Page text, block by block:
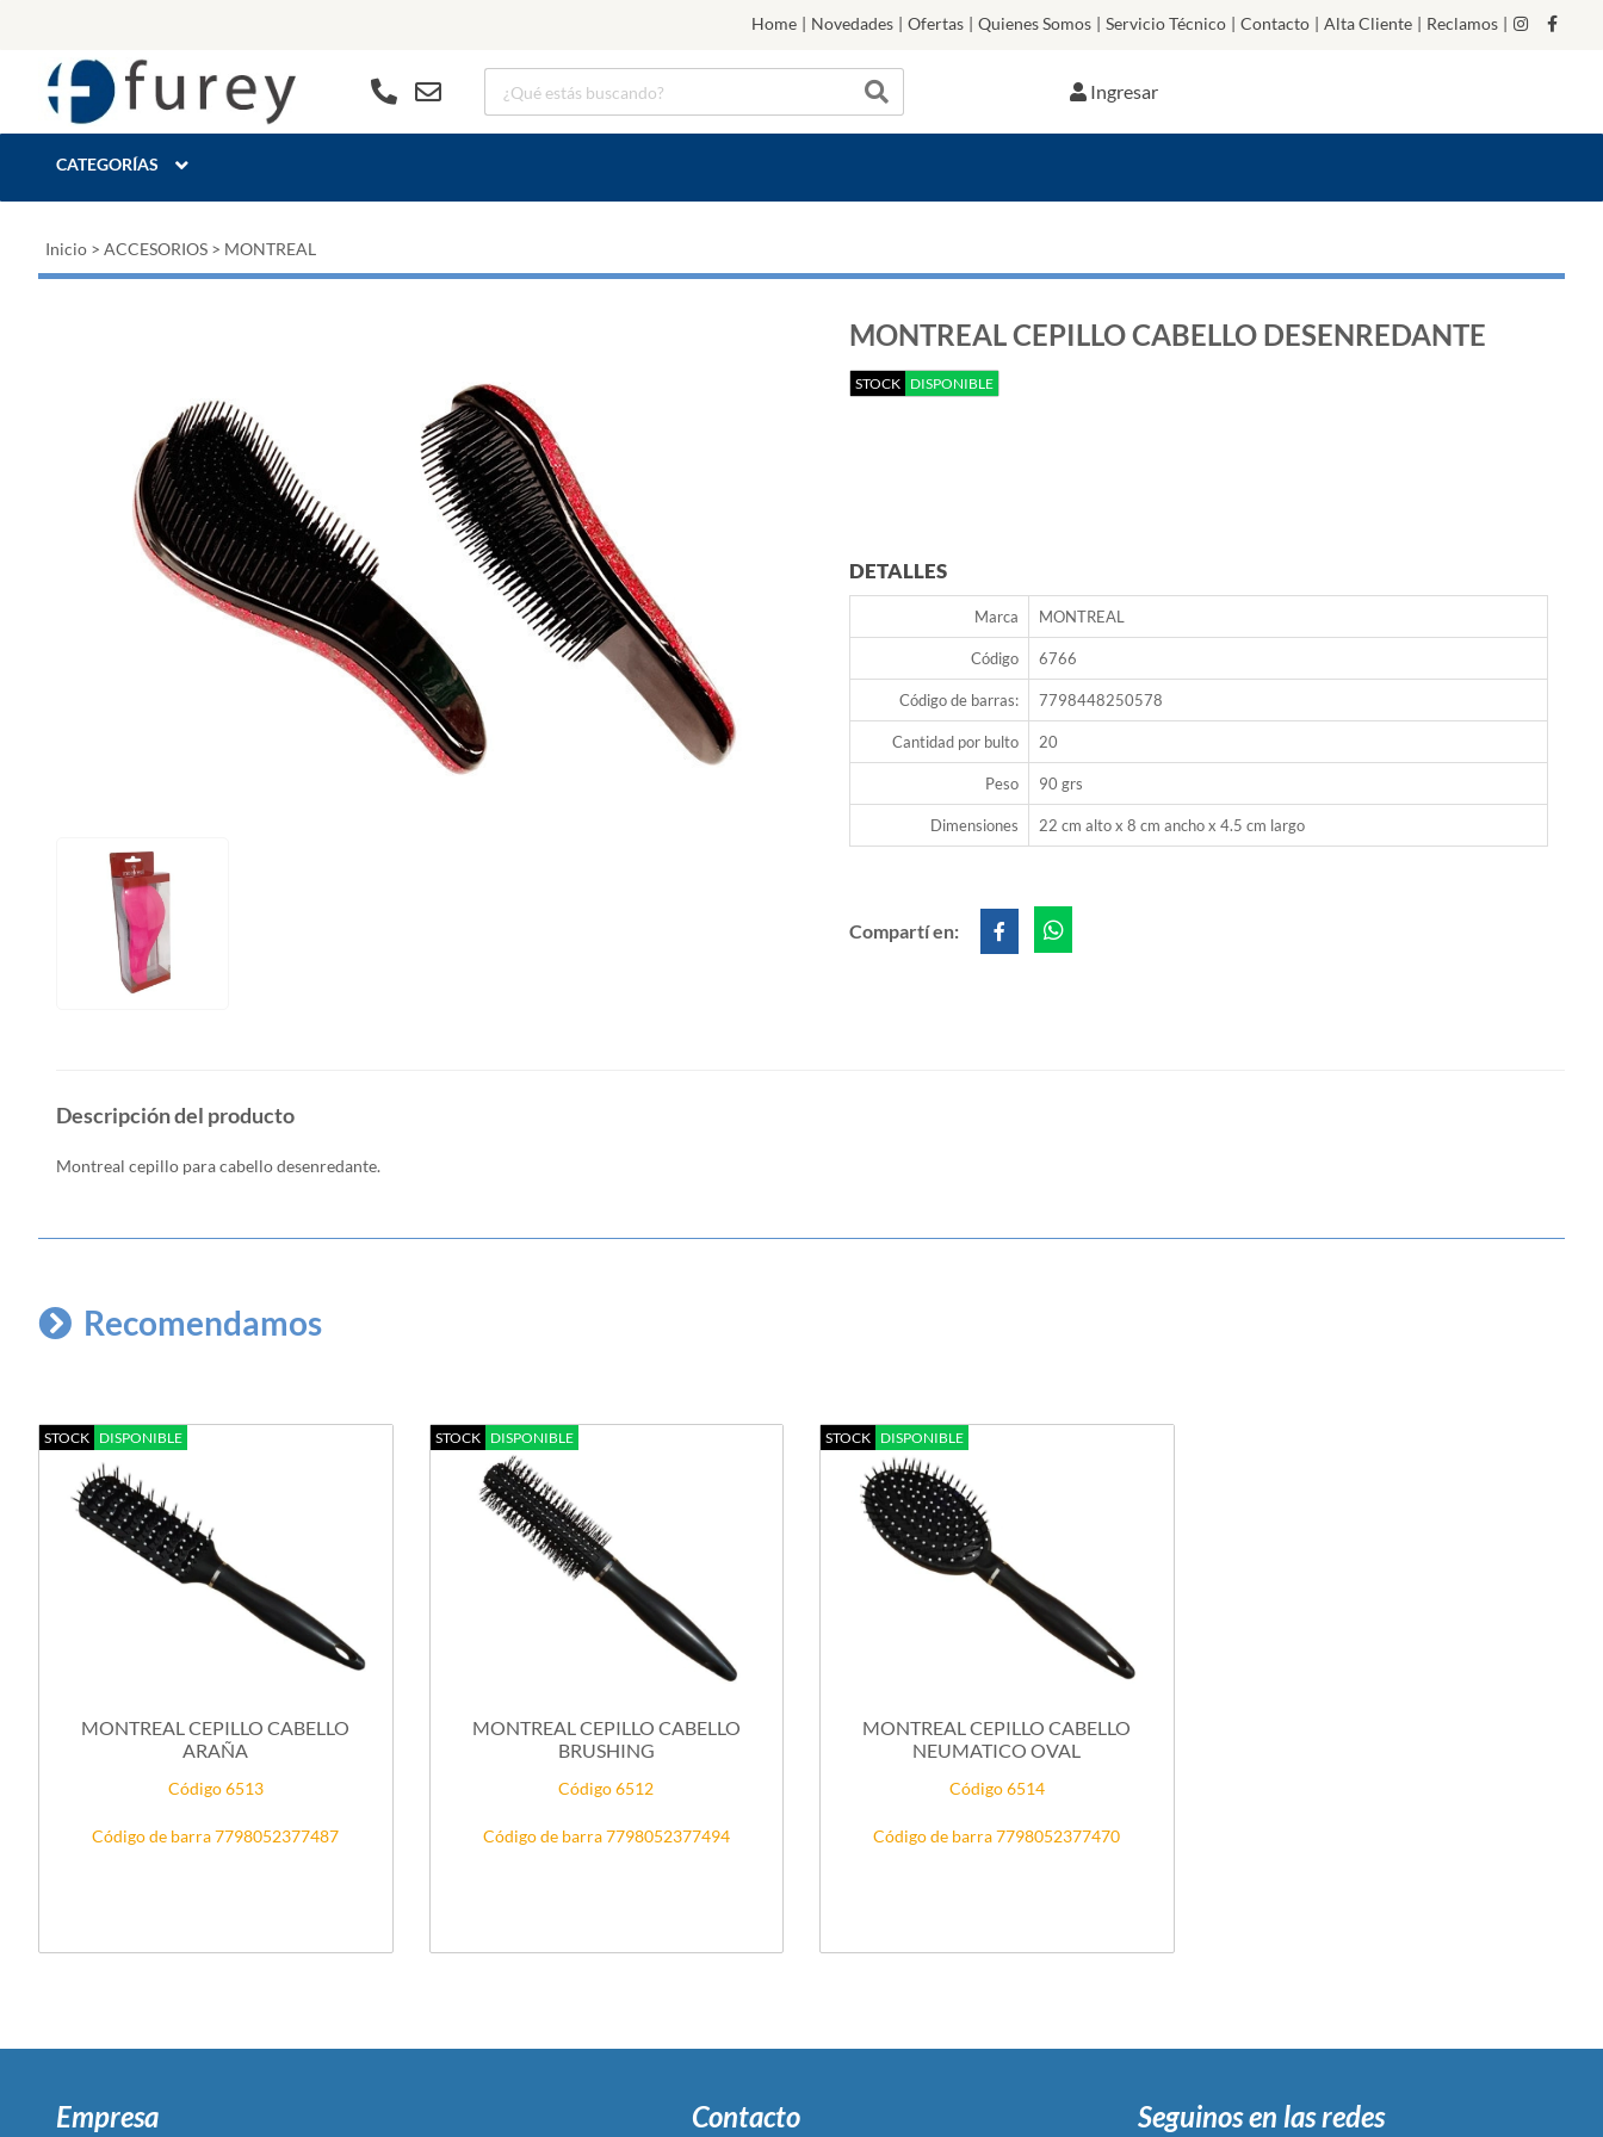
Home | Novedades | Ofertas | Quienes Somos | Servicio Técnico | Contacto | Alta Cliente | Reclamos |
Ingresar
CATEGORÍAS
Inicio > ACCESORIOS > MONTREAL
MONTREAL CEPILLO CABELLO DESENREDANTE
STOCK DISPONIBLE
DETALLES
Marca MONTREAL
Código 6766
Código de barras: 7798448250578
Cantidad por bulto 20
Peso 90 grs
Dimensiones 22 cm alto x 8 cm ancho x 4.5 cm largo
Compartí en:
Descripción del producto
Montreal cepillo para cabello desenredante.
Recomendamos
STOCK DISPONIBLE
MONTREAL CEPILLO CABELLO
ARAÑA
Código 6513
Código de barra 7798052377487
STOCK DISPONIBLE
MONTREAL CEPILLO CABELLO
BRUSHING
Código 6512
Código de barra 7798052377494
STOCK DISPONIBLE
MONTREAL CEPILLO CABELLO
NEUMATICO OVAL
Código 6514
Código de barra 7798052377470
Empresa Contacto Seguinos en las redes